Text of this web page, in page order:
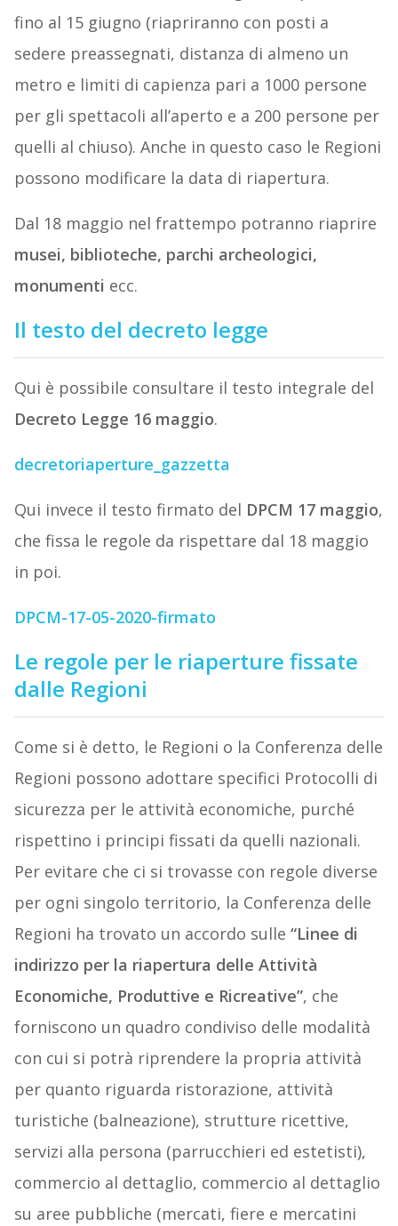
fino al 15 giugno (riapriranno con posti a
sedere preassegnati, distanza di almeno un
metro e limiti di capienza pari a 1000 persone
per gli spettacoli all’aperto e a 200 persone per
quelli al chiuso). Anche in questo caso le Regioni
possono modificare la data di riapertura.
Dal 18 maggio nel frattempo potranno riaprire
musei, biblioteche, parchi archeologici,
monumenti ecc.
Il testo del decreto legge
Qui è possibile consultare il testo integrale del
Decreto Legge 16 maggio.
decretoriaperture_gazzetta
Qui invece il testo firmato del DPCM 17 maggio,
che fissa le regole da rispettare dal 18 maggio
in poi.
DPCM-17-05-2020-firmato
Le regole per le riaperture fissate
dalle Regioni
Come si è detto, le Regioni o la Conferenza delle
Regioni possono adottare specifici Protocolli di
sicurezza per le attività economiche, purché
rispettino i principi fissati da quelli nazionali.
Per evitare che ci si trovasse con regole diverse
per ogni singolo territorio, la Conferenza delle
Regioni ha trovato un accordo sulle “Linee di
indirizzo per la riapertura delle Attività
Economiche, Produttive e Ricreative”, che
forniscono un quadro condiviso delle modalità
con cui si potrà riprendere la propria attività
per quanto riguarda ristorazione, attività
turistiche (balneazione), strutture ricettive,
servizi alla persona (parrucchieri ed estetisti),
commercio al dettaglio, commercio al dettaglio
su aree pubbliche (mercati, fiere e mercatini